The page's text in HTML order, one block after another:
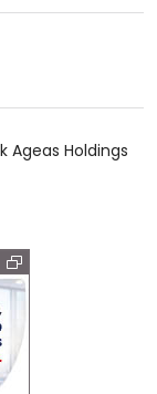
Ageas Holdings